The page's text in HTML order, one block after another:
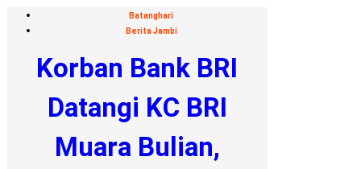
Batanghari
Berita Jambi
Korban Bank BRI
Datangi KC BRI
Muara Bulian,